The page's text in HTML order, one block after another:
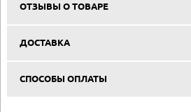
ОТЗЫВЫ О ТОВАРЕ
ДОСТАВКА
СПОСОБЫ ОПЛАТЫ